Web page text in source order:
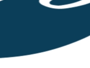
der Zahl wollen